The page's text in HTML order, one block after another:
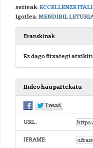
serieak:ECCELLENZE
Igorlea:MENDIBIL
Eranskinak
Ez dago fitxategi
Bideo hau partekatu
URL:
IFRAME: